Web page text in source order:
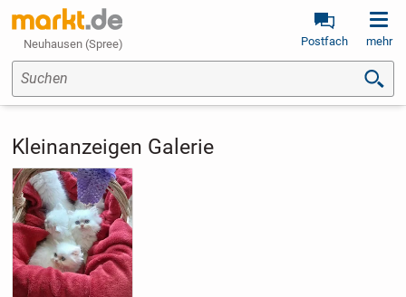
Neuhausen (Spree) Postfach mehr
Suchen
Kleinanzeigen Galerie